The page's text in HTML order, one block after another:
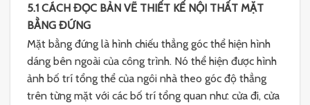
5.1 CÁCH ĐỌC BẢN VẼ THIẾT KẾ NỘI THẤT MẶT
BẰNG ĐỨNG
Mặt bằng đứng là hình chiếu thẳng góc thể hiện hình
dáng bên ngoài của công trình. Nó thể hiện được hình
ảnh bố trí tổng thể của ngôi nhà theo góc độ thẳng
trên từng mặt với các bố trí tổng quan như: cửa đi, cửa